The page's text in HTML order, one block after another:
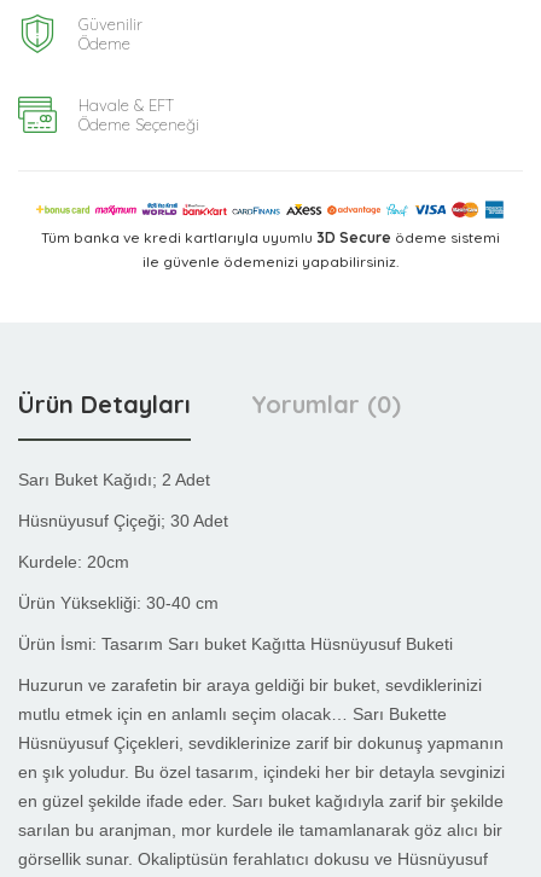
Güvenilir
Ödeme
Havale & EFT
Ödeme Seçeneği
Tüm banka ve kredi kartlarıyla uyumlu 3D Secure ödeme sistemi
ile güvenle ödemenizi yapabilirsiniz.
Ürün Detayları Yorumlar (0)
Sarı Buket Kağıdı; 2 Adet
Hüsnüyusuf Çiçeği; 30 Adet
Kurdele: 20cm
Ürün Yüksekliği: 30-40 cm
Ürün İsmi: Tasarım Sarı buket Kağıtta Hüsnüyusuf Buketi
Huzurun ve zarafetin bir araya geldiği bir buket, sevdiklerinizi
mutlu etmek için en anlamlı seçim olacak… Sarı Bukette
Hüsnüyusuf Çiçekleri, sevdiklerinize zarif bir dokunuş yapmanın
en şık yoludur. Bu özel tasarım, içindeki her bir detayla sevginizi
en güzel şekilde ifade eder. Sarı buket kağıdıyla zarif bir şekilde
sarılan bu aranjman, mor kurdele ile tamamlanarak göz alıcı bir
görsellik sunar. Okaliptüsün ferahlatıcı dokusu ve Hüsnüyusuf